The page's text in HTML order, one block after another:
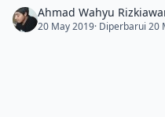
Ahmad Wahyu
20 May 2019· Diperbarui 20